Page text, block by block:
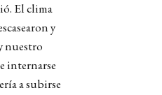
El clima
y
nuestro
internarse
a subirse